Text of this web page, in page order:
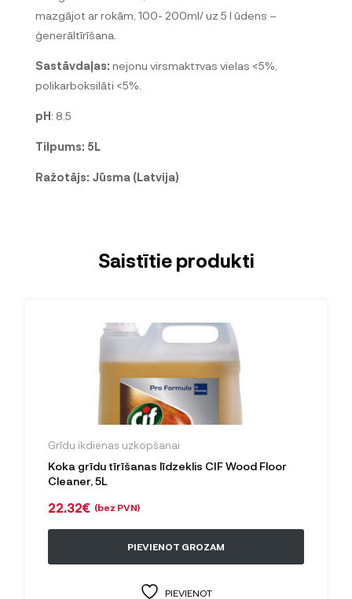
mazgājot ar rokām, 100- 200ml/ uz 5 l ūdens –
ģenerāltīrīšana.
Sastāvdaļas: nejonu virsmaktтvas vielas <5%,
polikarboksilāti <5%.
pH: 8.5
Tilpums: 5L
Ražotājs: Jūsma (Latvija)
Saistītie produkti
Grīdu ikdienas uzkopšanai
Koka grīdu tīrīšanas līdzeklis CIF Wood Floor
Cleaner, 5L
22.32€ (bez PVN)
PIEVIENOT GROZAM
PIEVIENOT